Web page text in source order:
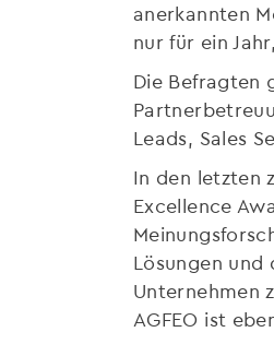
anerkannten
nur für ein
Die Befragten
Leads, Sales
In den letzten
Excellence
Lösungen
Unternehmen
AGFEO ist